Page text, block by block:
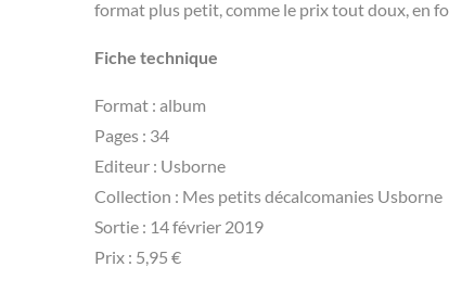
format plus petit, comme le prix tout doux, en
Fiche technique
Format : album
Pages : 34
Editeur : Usborne
Collection : Mes petits décalcomanies Usborne
Sortie : 14 février 2019
Prix : 5,95 €